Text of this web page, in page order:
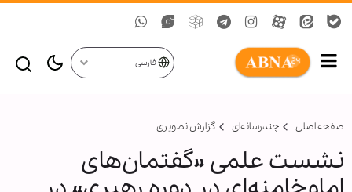
فارسی
صفحه اصلی چندرسانه‌ای گزارش تصويری
نشست علمی «گفتمان‌های